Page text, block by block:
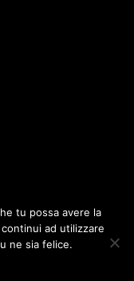
i diritti riservati - P.
tu possa avere la
ad utilizzare
ne sia felice.